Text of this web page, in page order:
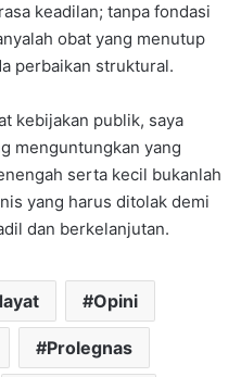
keadilan; tanpa fondasi
obat yang menutup
perbaikan struktural.
kebijakan publik, saya
menguntungkan yang
serta kecil bukanlah
yang harus ditolak demi
dan berkelanjutan.
Opini
Prolegnas